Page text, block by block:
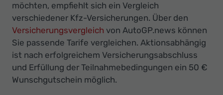
möchten, empfiehlt sich ein Vergleich
verschiedener Kfz-Versicherungen. Über den
Versicherungsvergleich von AutoGP.news können
Sie passende Tarife vergleichen. Aktionsabhängig
ist nach erfolgreichem Versicherungsabschluss
und Erfüllung der Teilnahmebedingungen ein 50 €
Wunschgutschein möglich.